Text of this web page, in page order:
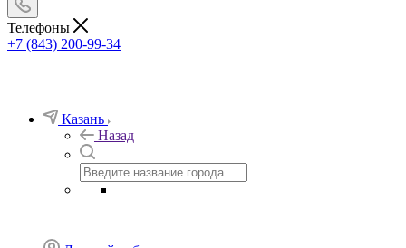
Телефоны
+7 (843) 200-99-34
Казань
Назад